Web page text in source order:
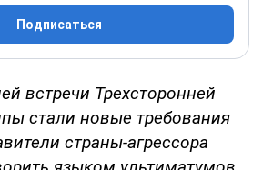
Подписаться
встречи Трехсторонней
стали новые требования
страны-агрессора